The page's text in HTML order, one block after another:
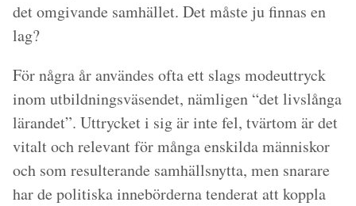
det omgivande samhället. Det måste ju finnas en
lag?
För några år användes ofta ett slags modeuttryck
inom utbildningsväsendet, nämligen “det livslånga
lärandet”. Uttrycket i sig är inte fel, tvärtom är det
vitalt och relevant för många enskilda människor
och som resulterande samhällsnytta, men snarare
har de politiska innebörderna tenderat att koppla